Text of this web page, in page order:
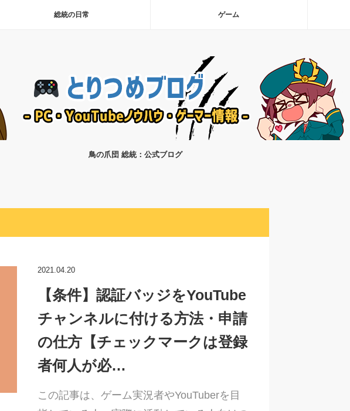
総統の日常 ゲーム
鳥の爪団 総統：公式ブログ
2021.04.20
【条件】認証バッジをYouTube
チャンネルに付ける方法・申請
の仕方【チェックマークは登録
者何人が必…
この記事は、ゲーム実況者やYouTuberを目